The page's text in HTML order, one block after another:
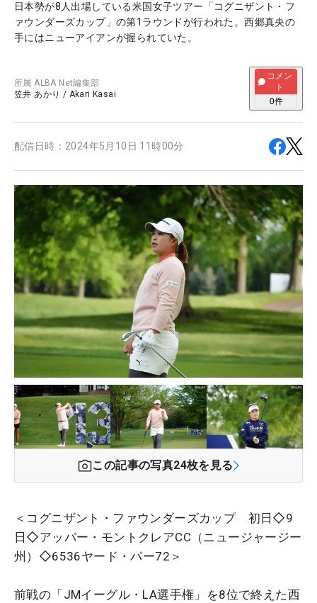
日本勢が8人出場している米国女子ツアー「コグニザント・フ
ァウンダーズカップ」の第1ラウンドが行われた。西郷真央の
手にはニューアイアンが握られていた。
所属ALBA Net編集部
笠井 あかり / Akari Kasai
コメン
ト
0件
配信日時： 2024年5月10日 11時00分
この記事の写真24枚を見る
＜コグニザント・ファウンダーズカップ 初日◇9
日◇アッパー・モントクレアCC（ニュージャージー
州）◇6536ヤード・パー72＞
前戦の「JMイーグル・LA選手権」を8位で終えた西